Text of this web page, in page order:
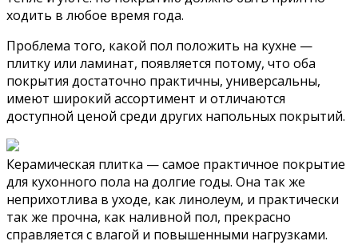
ходить в любое время года.
Проблема того, какой пол положить на кухне —
плитку или ламинат, появляется потому, что оба
покрытия достаточно практичны, универсальны,
имеют широкий ассортимент и отличаются
доступной ценой среди других напольных покрытий.
Керамическая плитка — самое практичное покрытие
для кухонного пола на долгие годы. Она так же
неприхотлива в уходе, как линолеум, и практически
так же прочна, как наливной пол, прекрасно
справляется с влагой и повышенными нагрузками.